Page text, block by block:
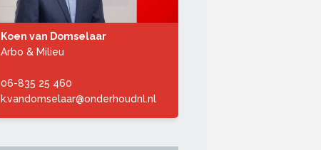
Koen van Domselaar
Arbo & Milieu
06-835 25 460
k.vandomselaar@onderhoudnl.nl